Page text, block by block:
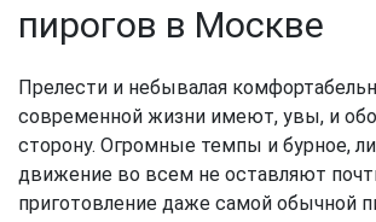
пирогов в Москве
Прелести и небывалая
современной жизни имеют, увы, и
сторону. Огромные темпы и бурное,
движение во всем не оставляют
приготовление даже самой обычной